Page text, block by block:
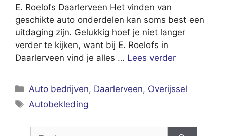
E. Roelofs Daarlerveen Het vinden van
geschikte auto onderdelen kan soms best een
uitdaging zijn. Gelukkig hoef je niet langer
verder te kijken, want bij E. Roelofs in
Daarlerveen vind je alles … Lees verder
Categorieën
Auto bedrijven, Daarlerveen, Overijssel
Tags
Autobekleding